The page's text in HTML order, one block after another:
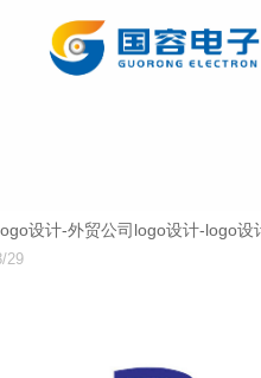
设计-外贸公司logo设计-logo设
29